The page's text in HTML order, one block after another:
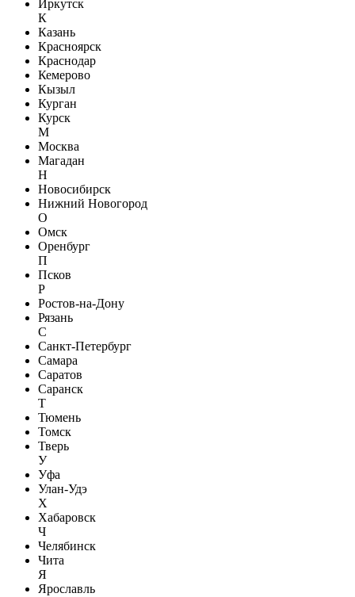
Иркутск
К
Казань
Красноярск
Краснодар
Кемерово
Кызыл
Курган
Курск
М
Москва
Магадан
Н
Новосибирск
Нижний Новогород
О
Омск
Оренбург
П
Псков
Р
Ростов-на-Дону
Рязань
С
Санкт-Петербург
Самара
Саратов
Саранск
Т
Тюмень
Томск
Тверь
У
Уфа
Улан-Удэ
Х
Хабаровск
Ч
Челябинск
Чита
Я
Ярославль